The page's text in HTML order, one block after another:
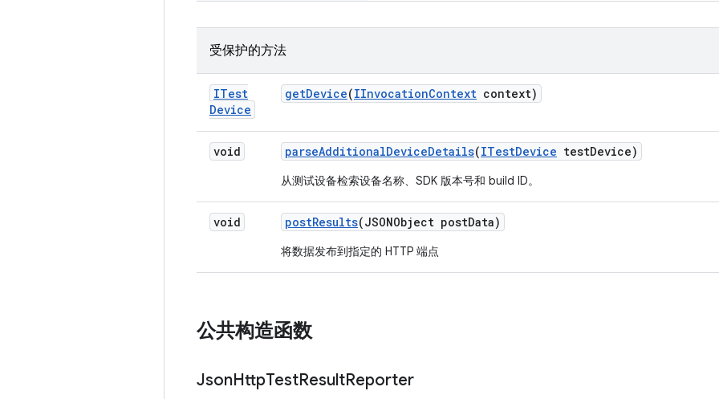
受保护的方法
ITest
Device
getDevice(IInvocationContext context)
void parseAdditionalDeviceDetails(ITestDevice testDevice)
从测试设备检索设备名称、SDK 版本号和 build ID。
void postResults(JSONObject postData)
将数据发布到指定的 HTTP 端点
公共构造函数
JsonHttpTestResultReporter